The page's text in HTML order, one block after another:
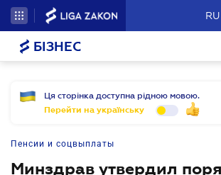
RU
БІЗНЕС
Ця сторінка доступна рідною мовою.
Перейти на українську
Пенсии и соцвыплаты
Минздрав утвердил